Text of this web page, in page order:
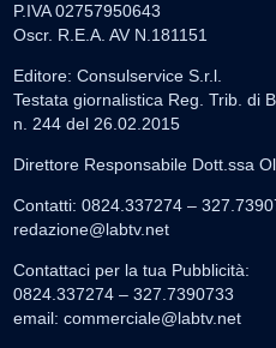
P.IVA 02757950643
Oscr. R.E.A. AV N.181151
Editore: Consulservice S.r.l.
Testata giornalistica Reg. Trib. di
n. 244 del 26.02.2015
Direttore Responsabile Dott.ssa
Contatti: 0824.337274 –
redazione@labtv.net
Contattaci per la tua Pubblicità:
0824.337274 – 327.7390733
email: commerciale@labtv.net